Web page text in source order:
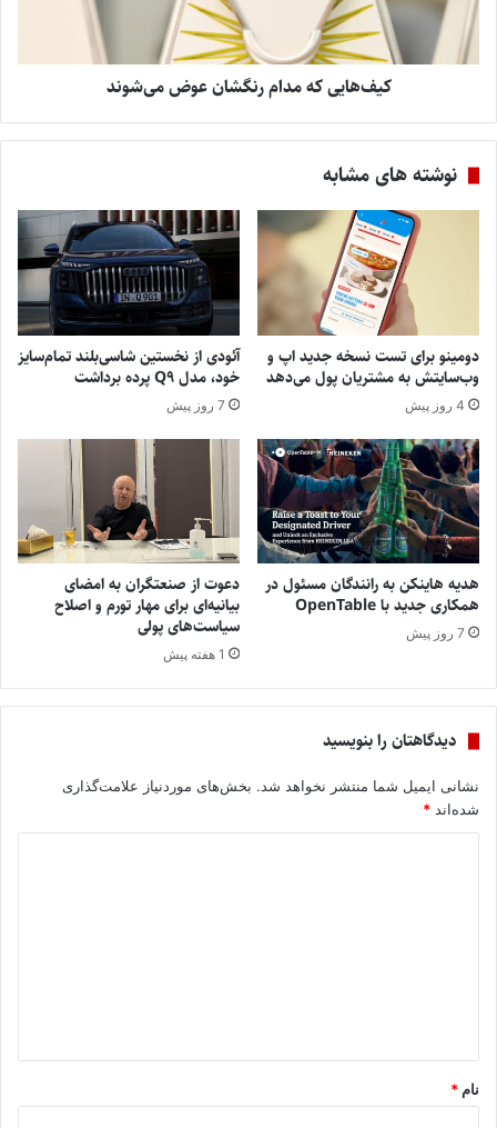
کیف‌هایی که مدام رنگشان عوض می‌شوند
نوشته های مشابه
دومینو برای تست نسخه جدید اپ و
وب‌سایتش به مشتریان پول می‌دهد
4 روز پیش
آئودی از نخستین شاسی‌بلند تمام‌سایز
خود، مدل Q9 پرده برداشت
7 روز پیش
هدیه هاینکن به رانندگان مسئول در
همکاری جدید با OpenTable
7 روز پیش
دعوت از صنعتگران به امضای
بیانیه‌ای برای مهار تورم و اصلاح
سیاست‌های پولی
1 هفته پیش
دیدگاهتان را بنویسید
نشانی ایمیل شما منتشر نخواهد شد. بخش‌های موردنیاز علامت‌گذاری
شده‌اند *
نام *